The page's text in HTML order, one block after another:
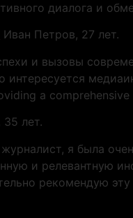
диалога и
Иван Петров, 27 лет.
и вызовы
интересуется
a
лет.
я была
и релевантную
рекомендую